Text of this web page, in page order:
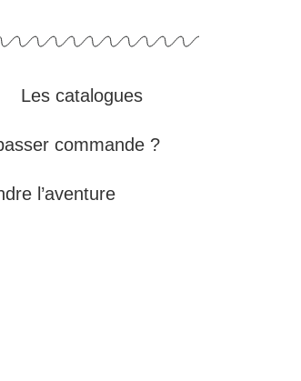
Les catalogues
commande ?
l’aventure